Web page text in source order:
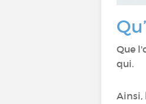
Que
qui.
Ainsi,